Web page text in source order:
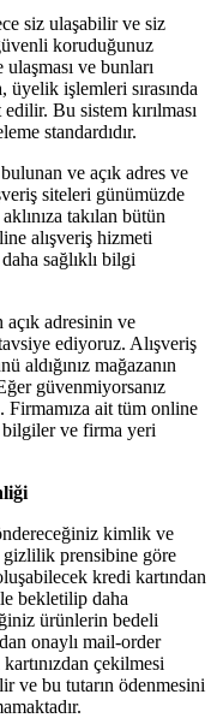
siz ulaşabilir ve siz
koruduğunuz
ve bunları
işlemleri sırasında
Bu sistem kırılması
standardıdır.
ve açık adres ve
siteleri günümüzde
takılan bütün
alışveriş hizmeti
sağlıklı bilgi
açık adresinin ve
ediyoruz. Alışveriş
aldığınız mağazanın
güvenmiyorsanız
Firmamıza ait tüm online
bilgiler ve firma yeri
kimlik ve
gizlilik prensibine göre
kredi kartından
bekletilip daha
ürünlerin bedeli
onaylı mail-order
çekilmesi
ve bu tutarın ödenmesini